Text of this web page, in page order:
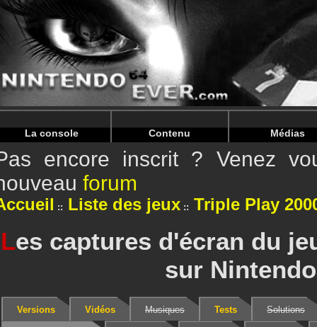
Warning: Undefined array key "HTTP_REFERER" in /
Warning: Undefined array key "HTTP_REFERER" in /
La console Contenu Médias
encore inscrit ? Venez
forum
Liste des jeux Triple Play
Les captures d'écran du
sur
Versions Vidéos Musiques Tests Solutions